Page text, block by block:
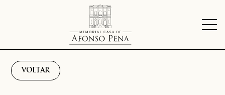
VOLTAR